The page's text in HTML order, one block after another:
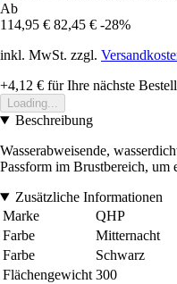
Ab
114,95 € 82,45 € -28%
inkl. MwSt. zzgl.
+4,12 € für Ihre nächste
Loading...
Beschreibung
Wasserabweisende,
Passform im Brustbereich, um
Zusätzliche Informationen
Marke
QHP
Farbe
Mitternacht
Farbe
Schwarz
Flächengewicht 300